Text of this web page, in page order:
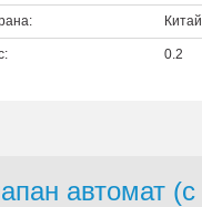
Китай
0.2
автомат (с